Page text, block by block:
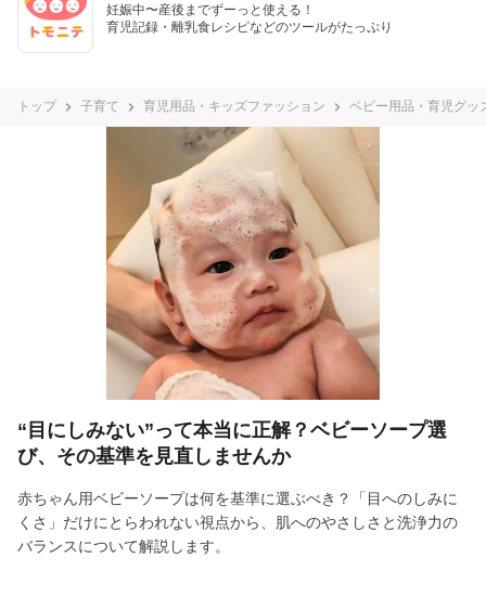
妊娠中〜産後までずーっと使える！
育児記録・離乳食レシピなどのツールがたっぷり
トップ 子育て 育児用品・キッズファッション ベビー用品・育児グッ
“目にしみない”って本当に正解？ベビーソープ選
び、その基準を見直しませんか
赤ちゃん用ベビーソープは何を基準に選ぶべき？「目へのしみに
くさ」だけにとらわれない視点から、肌へのやさしさと洗浄力の
バランスについて解説します。